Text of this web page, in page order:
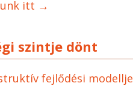
itt →
szintje dönt
fejlődési modellje